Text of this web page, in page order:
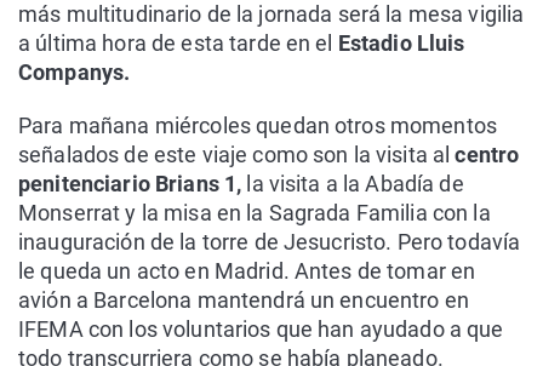
más multitudinario de la jornada será la mesa vigilia
a última hora de esta tarde en el Estadio Lluis
Companys.
Para mañana miércoles quedan otros momentos
señalados de este viaje como son la visita al centro
penitenciario Brians 1, la visita a la Abadía de
Monserrat y la misa en la Sagrada Familia con la
inauguración de la torre de Jesucristo. Pero todavía
le queda un acto en Madrid. Antes de tomar en
avión a Barcelona mantendrá un encuentro en
IFEMA con los voluntarios que han ayudado a que
todo transcurriera como se había planeado.